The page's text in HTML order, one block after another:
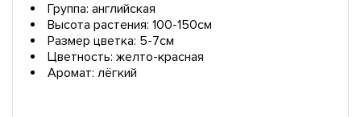
Группа: английская
Высота растения: 100-150см
Размер цветка: 5-7см
Цветность: желто-красная
Аромат: лёгкий